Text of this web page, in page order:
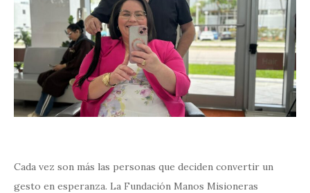
Cada vez son más las personas que deciden convertir un
gesto en esperanza. La Fundación Manos Misioneras